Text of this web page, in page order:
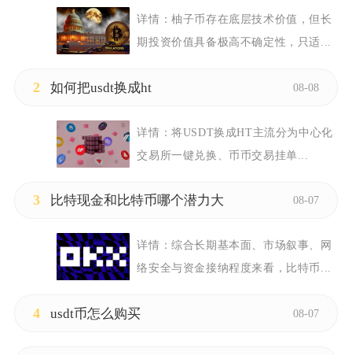
详情：柚子币存在底层技术价值，但长
期投资价值具备极高不确定性，只适...
2 如何把usdt换成ht 08-08
详情：将USDT换成HT主流分为中心化
交易所一键兑换、币币交易挂单...
3 比特现金和比特币哪个潜力大 08-07
详情：综合长期基本面、市场叙事、网
络安全与资金接纳程度来看，比特币...
4 usdt币怎么购买 08-07